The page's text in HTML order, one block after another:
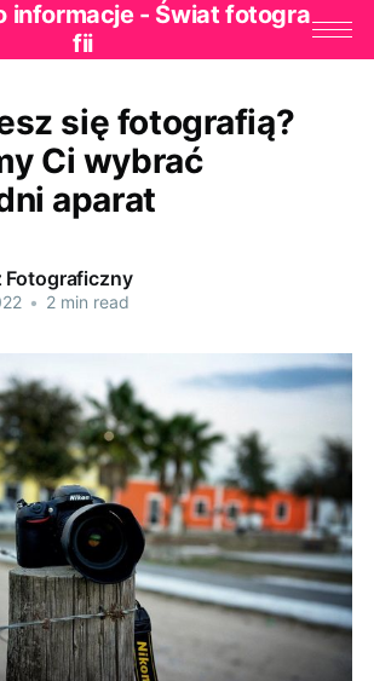
informacje - Świat fotogra
fii
się fotografią?
Ci wybrać
aparat
Fotograficzny
• 2 min read